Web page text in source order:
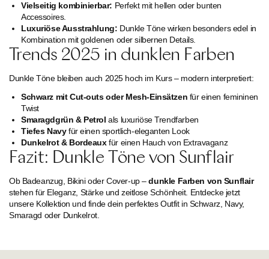
Vielseitig kombinierbar: Perfekt mit hellen oder bunten
Accessoires.
Luxuriöse Ausstrahlung: Dunkle Töne wirken besonders edel in
Kombination mit goldenen oder silbernen Details.
Trends 2025 in dunklen Farben
Dunkle Töne bleiben auch 2025 hoch im Kurs – modern interpretiert:
Schwarz mit Cut-outs oder Mesh-Einsätzen für einen femininen
Twist
Smaragdgrün & Petrol als luxuriöse Trendfarben
Tiefes Navyfür einen sportlich-eleganten Look
Dunkelrot & Bordeauxfür einen Hauch von Extravaganz
Fazit: Dunkle Töne von Sunflair
Ob Badeanzug, Bikini oder Cover-up –dunkle Farben von Sunflair
stehen für Eleganz, Stärke und zeitlose Schönheit. Entdecke jetzt
unsere Kollektion und finde dein perfektes Outfit in Schwarz, Navy,
Smaragd oder Dunkelrot.